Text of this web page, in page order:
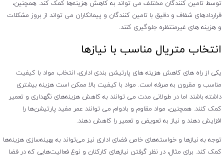
توسط تامین کنندگان مختلف می‌ تواند به کاهش هزینه‌ها کمک کند. همچنین،
قراردادهای شفاف و دقیق با تامین کنندگان و پیمانکاران می ‌تواند از بروز مشکلات
و هزینه‌ های غیرمنتظره جلوگیری کنند.
انتخاب متریال مناسب با نیازها
یکی از راه‌ های کاهش هزینه ‌های پارتیشن بندی اداری، انتخاب مواد با کیفیت
مناسب و مقرون به صرفه است. مواد با کیفیت بالا ممکن است هزینه بیشتری
داشته باشند اما در طولانی مدت می ‌توانند به کاهش هزینه‌های نگهداری و تعمیر
کمک کنند. همچنین، مواد مقاوم و بادوام می ‌توانند عمر مفید پارتیشن‌ها را
افزایش دهند و نیاز به تعویض و تعمیر را کاهش دهند.
توجه به نیازها و خواسته‌های خاص فضای اداری نیز می‌تواند به بهینه‌سازی هزینه‌ها
کمک کند. برای مثال، در نظر گرفتن نیازهای کارکنان و نوع فعالیت‌هایی که در فضا